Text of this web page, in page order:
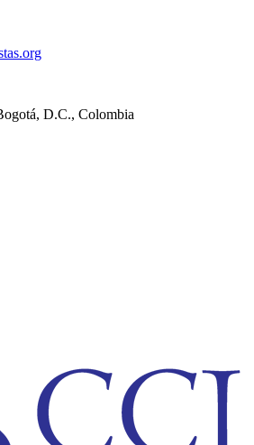
D.C., Colombia